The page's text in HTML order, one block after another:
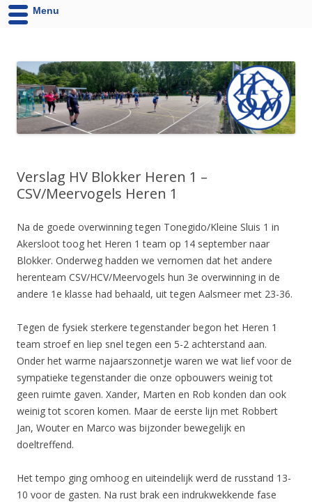
Verslag HV Blokker Heren 1 –
CSV/Meervogels Heren 1
Na de goede overwinning tegen Tonegido/Kleine Sluis 1 in
Akersloot toog het Heren 1 team op 14 september naar
Blokker. Onderweg hadden we vernomen dat het andere
herenteam CSV/HCV/Meervogels hun 3e overwinning in de
andere 1e klasse had behaald, uit tegen Aalsmeer met 23-36.
Tegen de fysiek sterkere tegenstander begon het Heren 1
team stroef en liep snel tegen een 5-2 achterstand aan.
Onder het warme najaarszonnetje waren we wat lief voor de
sympatieke tegenstander die onze opbouwers weinig tot
geen ruimte gaven. Xander, Marten en Rob konden dan ook
weinig tot scoren komen. Maar de eerste lijn met Robbert
Jan, Wouter en Marco was bijzonder bewegelijk en
doeltreffend.
Het tempo ging omhoog en uiteindelijk werd de russtand 13-
10 voor de gasten. Na rust brak een indrukwekkende fase
Menu